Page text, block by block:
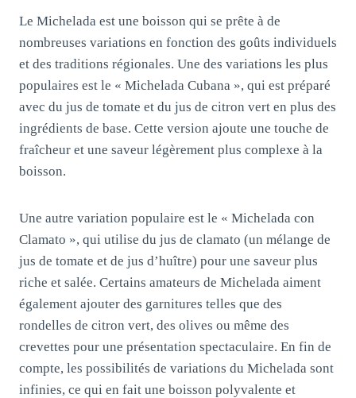
Le Michelada est une boisson qui se prête à de
nombreuses variations en fonction des goûts individuels
et des traditions régionales. Une des variations les plus
populaires est le « Michelada Cubana », qui est préparé
avec du jus de tomate et du jus de citron vert en plus des
ingrédients de base. Cette version ajoute une touche de
fraîcheur et une saveur légèrement plus complexe à la
boisson.
Une autre variation populaire est le « Michelada con
Clamato », qui utilise du jus de clamato (un mélange de
jus de tomate et de jus d’huître) pour une saveur plus
riche et salée. Certains amateurs de Michelada aiment
également ajouter des garnitures telles que des
rondelles de citron vert, des olives ou même des
crevettes pour une présentation spectaculaire. En fin de
compte, les possibilités de variations du Michelada sont
infinies, ce qui en fait une boisson polyvalente et